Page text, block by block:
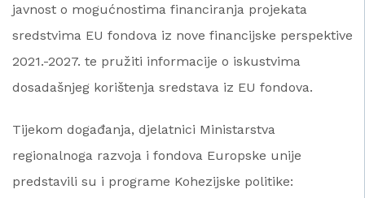
javnost o mogućnostima financiranja projekata
sredstvima EU fondova iz nove financijske perspektive
2021.-2027. te pružiti informacije o iskustvima
dosadašnjeg korištenja sredstava iz EU fondova.
Tijekom događanja, djelatnici Ministarstva
regionalnoga razvoja i fondova Europske unije
predstavili su i programe Kohezijske politike: